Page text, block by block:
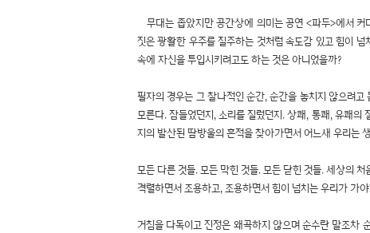
무대는 좁았지만 공간상에 의미는 공연 <파두>에서 커
짓은 광활한 우주를 질주하는 것처럼 속도감 있고 힘이
속에 자신을 투입시키려고도 하는 것은 아니었을까?
필자의 경우는 그 찰나적인 순간, 순간을 놓치지 않으려
모른다. 잠들었던지, 소리를 질렀던지. 상쾌, 통쾌, 유쾌
지의 발산된 땀방울의 흔적을 찾아가면서 어느새 우리
모든 다른 것들. 모든 막힌 것들. 모든 닫힌 것들. 세상의
격렬하면서 조용하고, 조용하면서 힘이 넘치는 우리가 가
거침을 다독이고 진정은 왜곡하지 않으며 순수란 말조차